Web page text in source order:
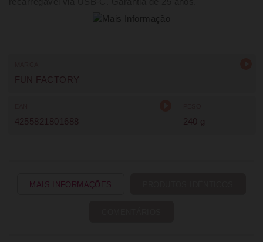
FUN FACTORY
4255821801688 240 g
MAIS INFORMAÇÕES